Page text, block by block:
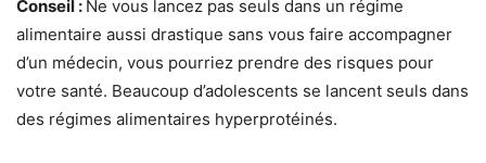
Conseil : Ne vous lancez pas seuls dans un régime
alimentaire aussi drastique sans vous faire accompagner
d’un médecin, vous pourriez prendre des risques pour
votre santé. Beaucoup d’adolescents se lancent seuls dans
des régimes alimentaires hyperprotéinés.